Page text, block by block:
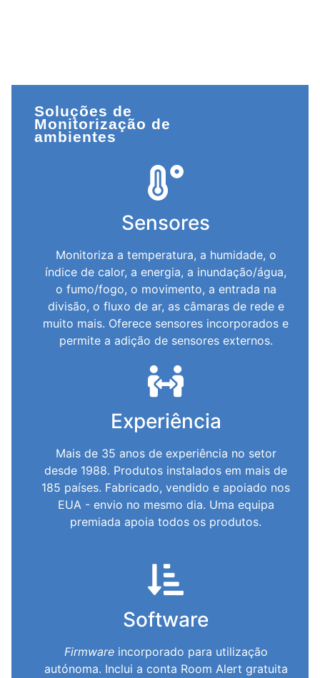
Soluções de
Monitorização de
ambientes
Sensores
Monitoriza a temperatura, a humidade, o
índice de calor, a energia, a inundação/água,
o fumo/fogo, o movimento, a entrada na
divisão, o fluxo de ar, as câmaras de rede e
muito mais. Oferece sensores incorporados e
permite a adição de sensores externos.
Experiência
Mais de 35 anos de experiência no setor
desde 1988. Produtos instalados em mais de
185 países. Fabricado, vendido e apoiado nos
EUA - envio no mesmo dia. Uma equipa
premiada apoia todos os produtos.
Software
Firmwareincorporado para utilização
autónoma. Inclui a conta Room Alert gratuita